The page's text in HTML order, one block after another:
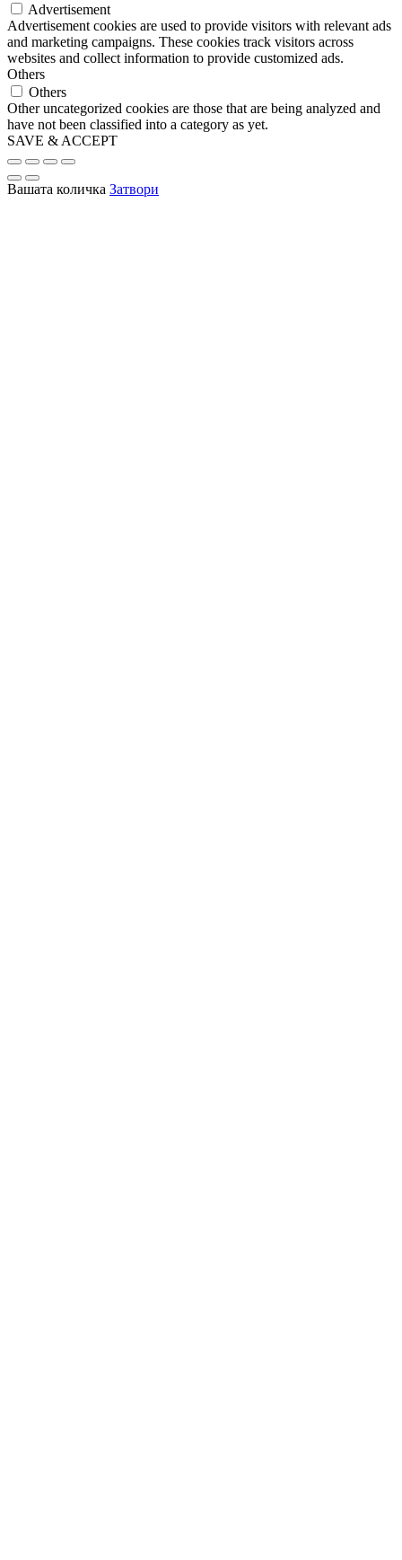
Advertisement
Advertisement cookies are used to provide visitors with relevant ads
and marketing campaigns. These cookies track visitors across
websites and collect information to provide customized ads.
Others
Others
Other uncategorized cookies are those that are being analyzed and
have not been classified into a category as yet.
SAVE & ACCEPT
Вашата количка Затвори